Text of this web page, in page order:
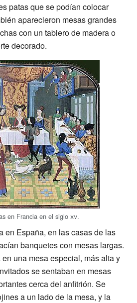
patas que se podían colocar
aparecieron mesas grandes
con un tablero de madera o
decorado.
en Francia en el siglo xv.
en España, en las casas de las
banquetes con mesas largas.
una mesa especial, más alta y
se sentaban en mesas
cerca del anfitrión. Se
a un lado de la mesa, y la